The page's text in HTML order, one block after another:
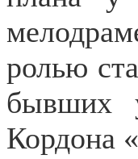
ролью
бывших
Кордона